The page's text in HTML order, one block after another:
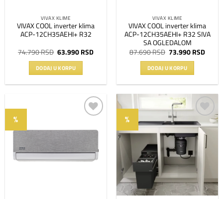
VIVAX KLIME
VIVAX COOL inverter klima
ACP-12CH35AEHI+ R32
74.790RSD Originalna
cena
je
bila:
74.790 RSD.
63.990 RSDTrenutna
DODAJ U KORPU
VIVAX KLIME
VIVAX COOL inverter klima
ACP-12CH35AEHI+ R32 SIVA
SA OGLEDALOM
87.690RSD Originalna
cena
je
bila:
87.690 RSD.
73.990 RSD
DODAJ U KORPU
%
na
želja
%
Dodaj
na
listu
želja